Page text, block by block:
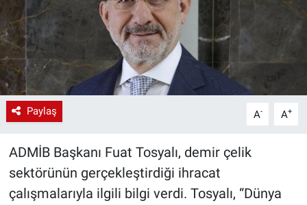
Paylaş A- A+
ADMİB Başkanı Fuat Tosyalı, demir çelik
sektörünün gerçekleştirdiği ihracat
çalışmalarıyla ilgili bilgi verdi. Tosyalı, “Dünya